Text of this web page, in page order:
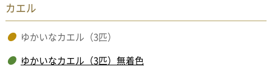
カエル
ゆかいなカエル（3匹）
ゆかいなカエル（3匹）無着色